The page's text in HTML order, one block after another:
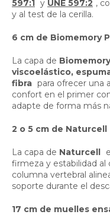
597:1 y UNE 597:2 ,
y al test de la cerilla.
6 cm de Biomemory
La capa de
viscoelástico,
fibra para ofrecer una
confort en el primer
adapte de forma más
2 o 5 cm de Naturcell
La capa de Naturcell
firmeza y estabilidad al
columna vertebral
soporte durante el
17 cm de muelles